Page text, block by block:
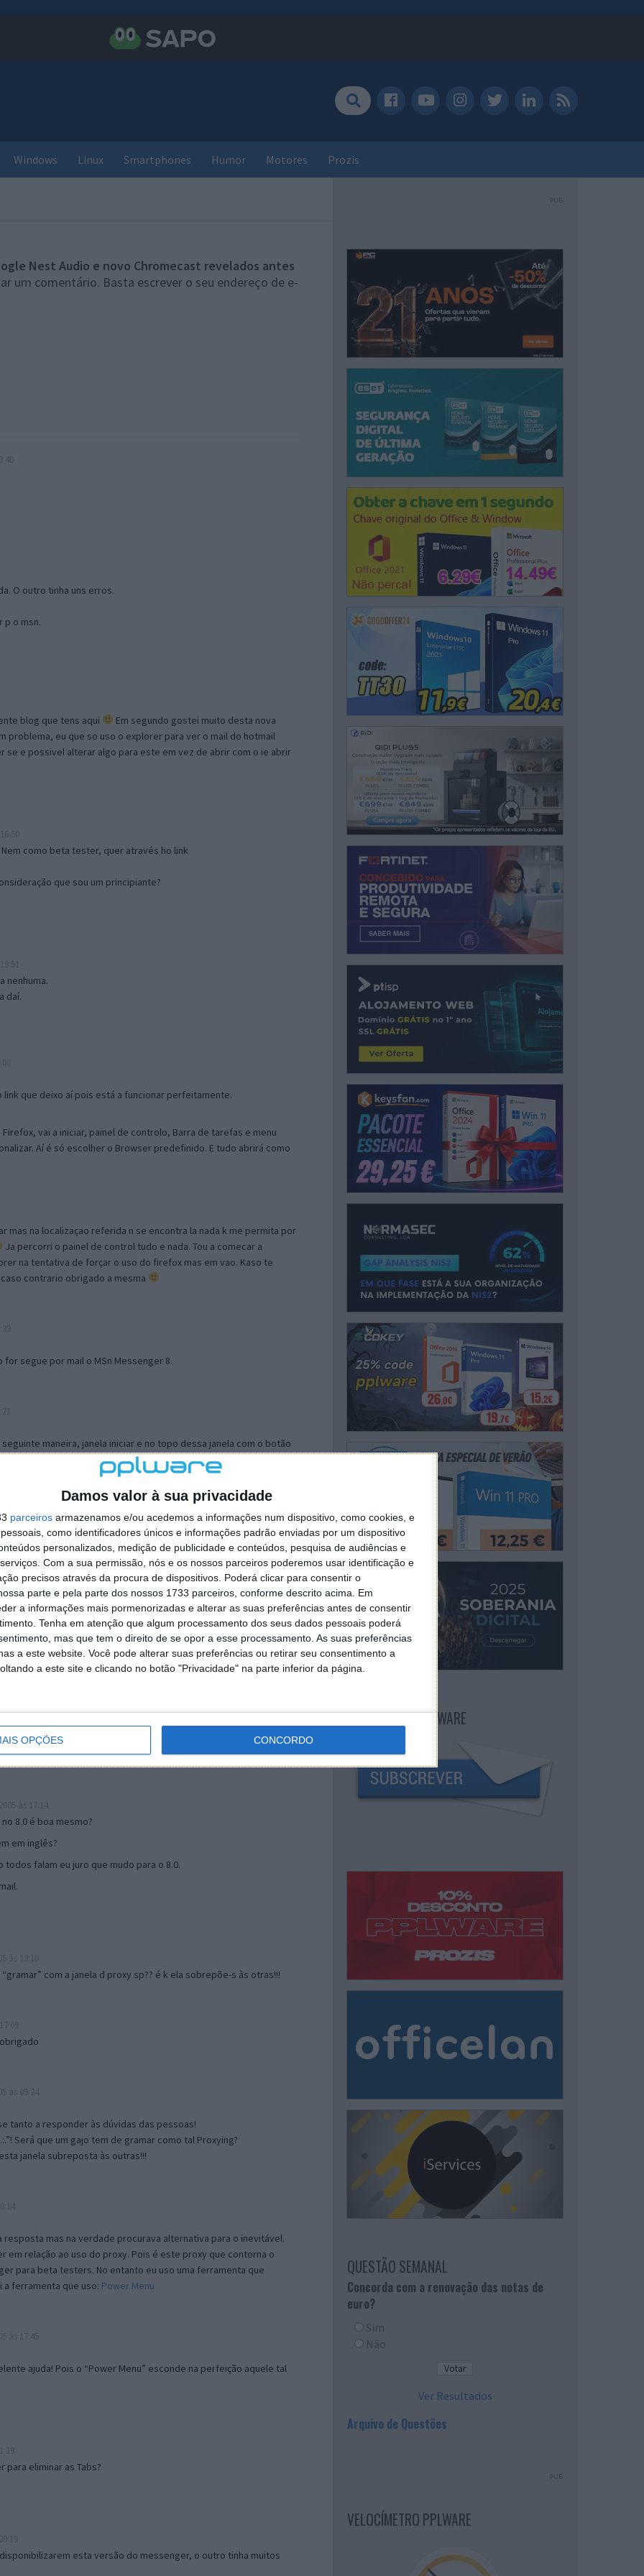
Damos valor à sua privacidade
parceiros armazenamos e/ou acedemos a informações num dispositivo, como cookies, e
como identificadores únicos e informações padrão enviadas por um dispositivo
personalizados, medição de publicidade e conteúdos, pesquisa de audiências e
Com a sua permissão, nós e os nossos parceiros poderemos usar identificação e
precisos através da procura de dispositivos. Poderá clicar para consentir o
parte e pela parte dos nossos 1733 parceiros, conforme descrito acima. Em
a informações mais pormenorizadas e alterar as suas preferências antes de consentir
Tenha em atenção que algum processamento dos seus dados pessoais poderá
mas que tem o direito de se opor a esse processamento. As suas preferências
a este website. Você pode alterar suas preferências ou retirar seu consentimento a
a este site e clicando no botão "Privacidade" na parte inferior da página.
OPÇÕES CONCORDO
Windows Linux Smartphones Humor Motores Prozis
Nest Audio e novo Chromecast revelados antes
um comentário. Basta escrever o seu endereço de e-
O outro tinha uns erros.
p o msn.
blog que tens aqui
Em segundo gostei muito desta nova
problema, eu que so uso o explorer para ver o mail do hotmail
se e possivel alterar algo para este em vez de abrir com o ie abrir
como beta tester, quer através ho link
que sou um principiante?
nenhuma.
daí.
que deixo aí pois está a funcionar perfeitamente.
vai a iniciar, painel de controlo, Barra de tarefas e menu
Aí é só escolher o Browser predefinido. E tudo abrirá como
mas na localizaçao referida n se encontra la nada k me permita por
Ja percorri o painel de control tudo e nada. Tou a comecar a
na tentativa de forçar o uso do firefox mas em vao. Kaso te
contrario obrigado a mesma
for segue por mail o MSn Messenger 8.
maneira, janela iniciar e no topo dessa janela com o botão
separador Menu ‘Iniciar’ clica no botão ‘Personalizar’ aí
escolheres o Browser com que queres navegar e o gestor de
ao teu Firefox e nas ferramentas ou tools escolhes ‘Opções’ ou
e logo perto do fim encontras um local para colocares um visto
é o browser predefinido.
mail algum.
17:00
8.0 é boa mesmo?
em inglês?
falam eu juro que mudo para o 8.0.
com a janela d proxy sp?? é k ela sobrepõe-s às otras!!!
tanto a responder às dúvidas das pessoas!
Será que um gajo tem de gramar como tal Proxying?
janela subreposta às outras!!!
mas na verdade procurava alternativa para o inevitável.
em relação ao uso do proxy. Pois é este proxy que contorna o
para beta testers. No entanto eu uso uma ferramenta que
ferramenta que uso: Power Menu
ajuda! Pois o “Power Menu” esconde na perfeição aquele tal
para eliminar as Tabs?
esta versão do messenger, o outro tinha muitos
PUB
NEWSLETTER PPLWARE
QUESTÃO SEMANAL
Concorda com a renovação das notas de
euro?
Sim
Não
Ver Resultados
Arquivo de Questões
PUB
VELOCÍMETRO PPLWARE